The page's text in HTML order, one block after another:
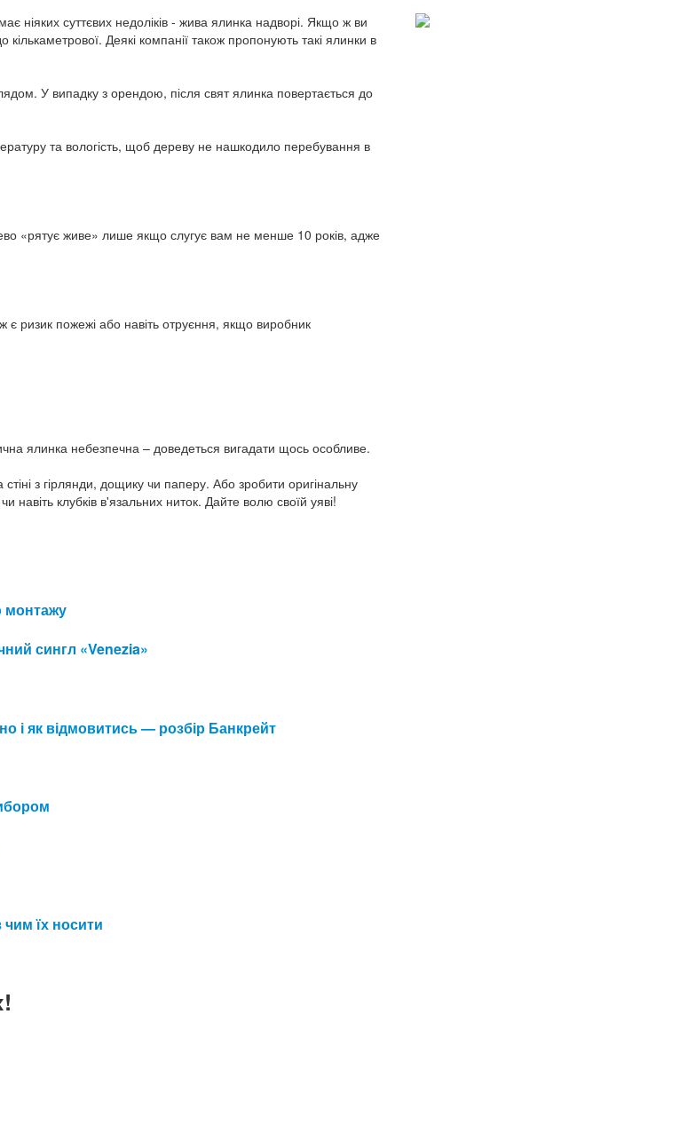
ніяких суттєвих недоліків - жива ялинка надворі. Якщо ж ви
Деякі компанії також пропонують такі ялинки в
У випадку з орендою, після свят ялинка повертається до
та вологість, щоб дереву не нашкодило перебування в
«рятує живе» лише якщо слугує вам не менше 10 років, адже
є ризик пожежі або навіть отруєння, якщо виробник
ялинка небезпечна – доведеться вигадати щось особливе.
з гірлянди, дощику чи паперу. Або зробити оригінальну
навіть клубків в'язальних ниток. Дайте волю своїй уяві!
монтажу
сингл «Venezia»
і як відмовитись — розбір Банкрейт
їх носити